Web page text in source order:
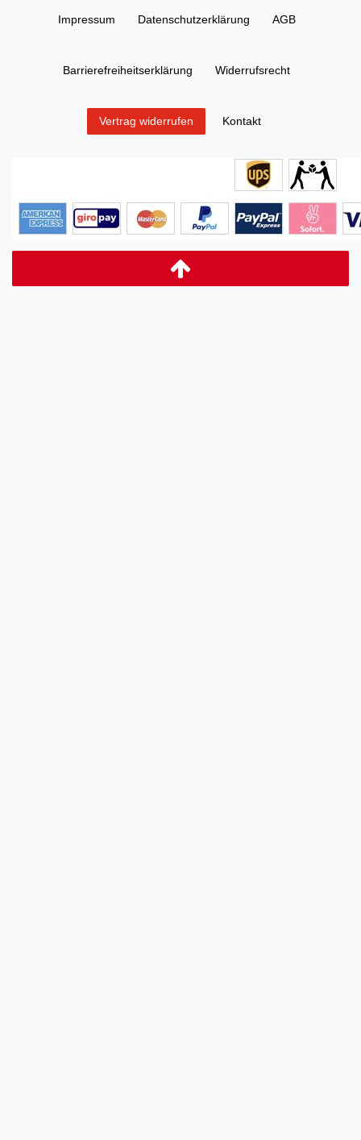
Impressum Daten­schutz­erklärung AGB
Barrierefreiheitserklärung Widerrufs­recht
Vertrag widerrufen Kontakt